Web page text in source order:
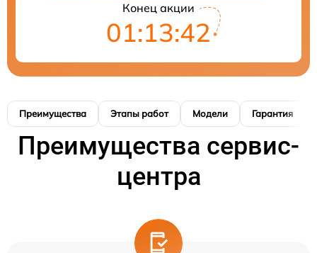
Конец акции
01:13:42
Преимущества Этапы работ Модели Гарантия
Преимущества сервис-
центра